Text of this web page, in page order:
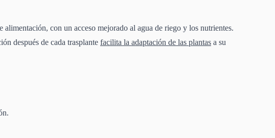
con un acceso mejorado al agua de riego y los nutrientes.
después de cada trasplante facilita la adaptación de las plantas a su